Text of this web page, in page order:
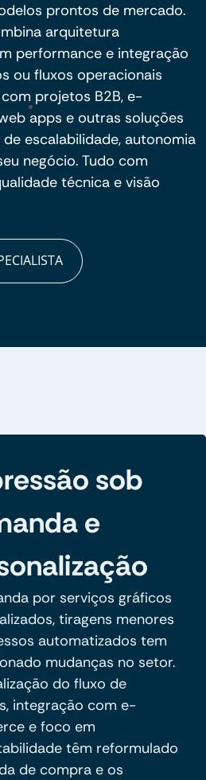
prontos de mercado.
arquitetura
performance e integração
ou fluxos operacionais
projetos B2B, e-
apps e outras soluções
escalabilidade, autonomia
negócio. Tudo com
técnica e visão
sob
e
por serviços gráficos
tiragens menores
automatizados tem
mudanças no setor.
do fluxo de
integração com e-
e foco em
têm reformulado
de compra e os